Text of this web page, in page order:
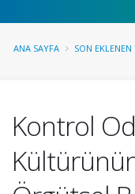
ANA SAYFA SON
Kontrol